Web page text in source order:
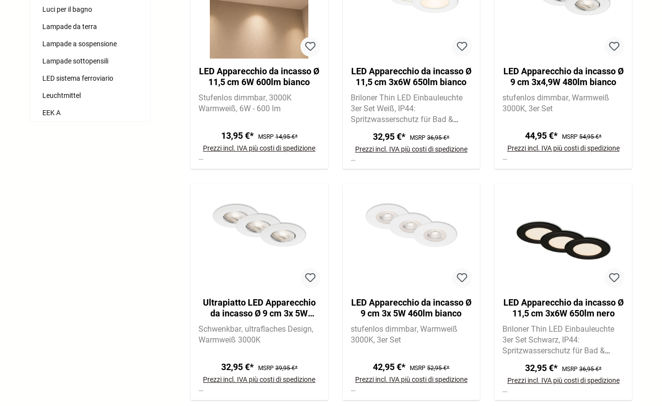
Luci per il bagno
Lampade da terra
Lampade a sospensione
Lampade sottopensili
LED sistema ferroviario
Leuchtmittel
EEK A
LED Apparecchio da incasso Ø
11,5 cm 6W 600lm bianco
Stufenlos dimmbar 3000K
Warmweiß 6W - 600 lm
13,95 €* MSRP14,95 €*
Prezzi incl. IVA più costi di spedizione
LED Apparecchio da incasso Ø
11,5 cm 3x6W 650lm bianco
Briloner Thin LED Einbauleuchte
3er Set Weiß IP44:
Spritzwasserschutz für Bad &
lm | 3.000K warmweiß
32,95 €* MSRP36,95 €*
Prezzi incl. IVA più costi di spedizione
LED Apparecchio da incasso Ø
9 cm 3x4,9W 480lm bianco
stufenlos dimmbar Warmweiß
3000K 3er Set
44,95 €* MSRP54,95 €*
Prezzi incl. IVA più costi di spedizione
Ultrapiatto LED Apparecchio
da incasso Ø 9 cm 3x 5W
460lm bianco
Schwenkbar ultraflaches Design
Warmweiß 3000K
32,95 €* MSRP39,95 €*
Prezzi incl. IVA più costi di spedizione
LED Apparecchio da incasso Ø
9 cm 3x 5W 460lm bianco
stufenlos dimmbar Warmweiß
3000K 3er Set
42,95 €* MSRP52,95 €*
Prezzi incl. IVA più costi di spedizione
LED Apparecchio da incasso Ø
11,5 cm 3x6W 650lm nero
Briloner Thin LED Einbauleuchte
3er Set Schwarz IP44:
Spritzwasserschutz für Bad &
lm | 3.000K warmweiß
32,95 €* MSRP36,95 €*
Prezzi incl. IVA più costi di spedizione